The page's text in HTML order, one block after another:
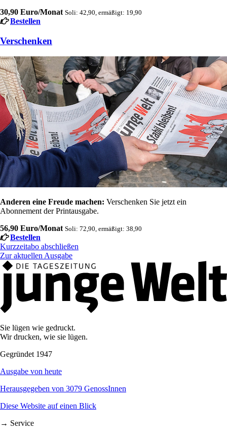
30,90 Euro/Monat Soli: 42,90, ermäßigt: 19,90
Bestellen
Verschenken
Anderen eine Freude machen: Verschenken Sie jetzt ein
Abonnement der Printausgabe.
56,90 Euro/Monat Soli: 72,90, ermäßigt: 38,90
Bestellen
Kurzzeitabo abschließen
Zur aktuellen Ausgabe
Sie lügen wie gedruckt.
Wir drucken, wie sie lügen.
Gegründet 1947
Ausgabe von heute
Herausgegeben von 3079 GenossInnen
Diese Website auf einen Blick
→ Service